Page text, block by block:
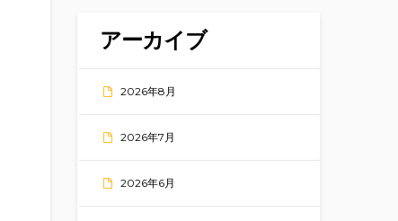
アーカイブ
2026年8月
2026年7月
2026年6月